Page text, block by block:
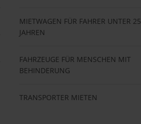
MIETWAGEN FÜR FAHRER UNTER 25
JAHREN
FAHRZEUGE FÜR MENSCHEN MIT
BEHINDERUNG
TRANSPORTER MIETEN